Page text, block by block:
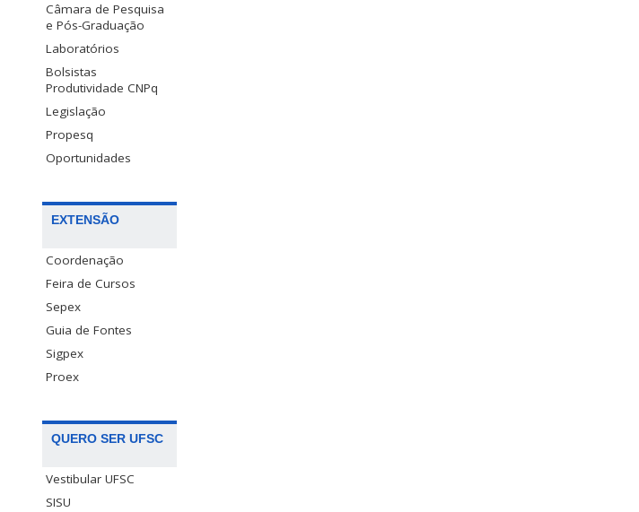
Câmara de Pesquisa
e Pós-Graduação
Laboratórios
Bolsistas
Produtividade CNPq
Legislação
Propesq
Oportunidades
EXTENSÃO
Coordenação
Feira de Cursos
Sepex
Guia de Fontes
Sigpex
Proex
QUERO SER UFSC
Vestibular UFSC
SISU